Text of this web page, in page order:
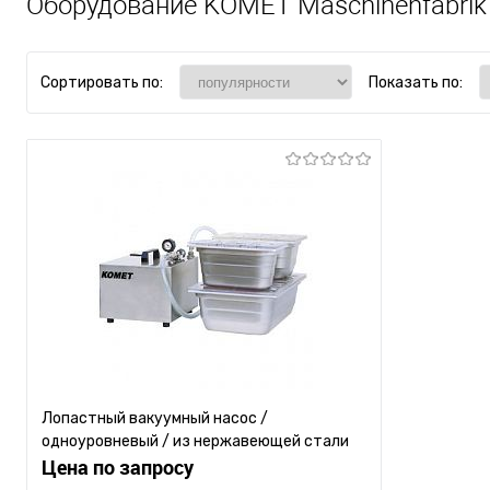
Сортировать по: Показать по:
Лопастный вакуумный насос /
одноуровневый / из нержавеющей стали
Цена по запросу